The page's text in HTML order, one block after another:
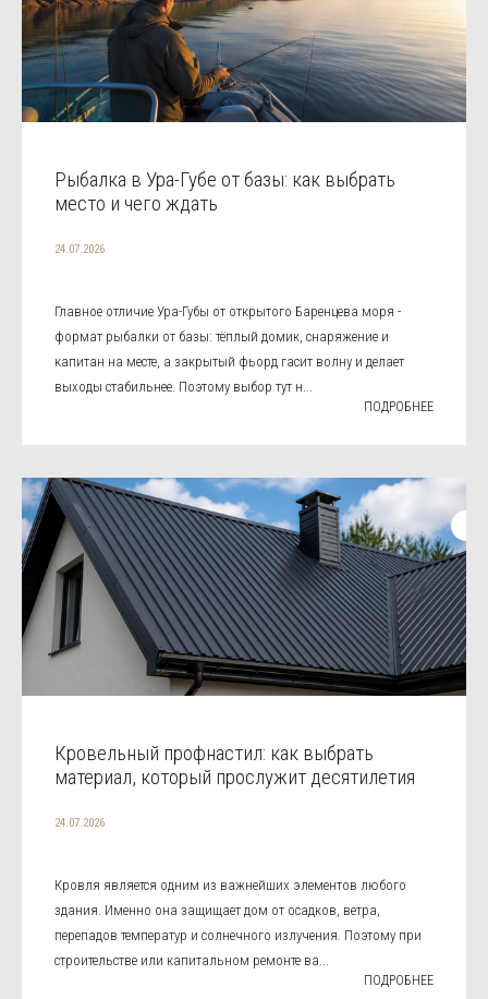
Рыбалка в Ура-Губе от базы: как выбрать
место и чего ждать
24.07.2026
Главное отличие Ура-Губы от открытого Баренцева моря -
формат рыбалки от базы: тёплый домик, снаряжение и
капитан на месте, а закрытый фьорд гасит волну и делает
выходы стабильнее. Поэтому выбор тут н...
ПОДРОБНЕЕ
Кровельный профнастил: как выбрать
материал, который прослужит десятилетия
24.07.2026
Кровля является одним из важнейших элементов любого
здания. Именно она защищает дом от осадков, ветра,
перепадов температур и солнечного излучения. Поэтому при
строительстве или капитальном ремонте ва...
ПОДРОБНЕЕ